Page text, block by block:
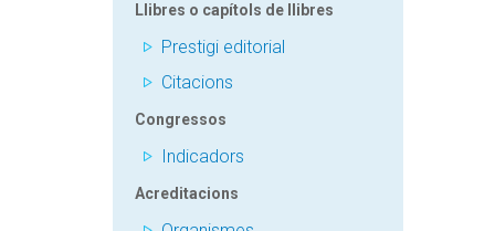
Llibres o capítols de llibres
Prestigi editorial
Citacions
Congressos
Indicadors
Acreditacions